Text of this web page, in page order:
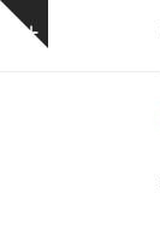
Skip
Show